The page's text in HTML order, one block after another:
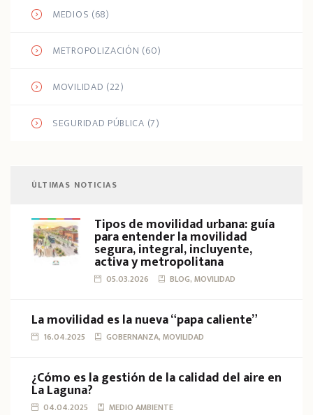
MEDIOS (68)
METROPOLIZACIÓN (60)
MOVILIDAD (22)
SEGURIDAD PÚBLICA (7)
ÚLTIMAS NOTICIAS
Tipos de movilidad urbana: guía
para entender la movilidad
segura, integral, incluyente,
activa y metropolitana
05.03.2026 BLOG, MOVILIDAD
La movilidad es la nueva “papa caliente”
16.04.2025 GOBERNANZA, MOVILIDAD
¿Cómo es la gestión de la calidad del aire en
La Laguna?
04.04.2025 MEDIO AMBIENTE